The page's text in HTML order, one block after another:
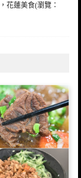
花蓮美食(瀏覽：